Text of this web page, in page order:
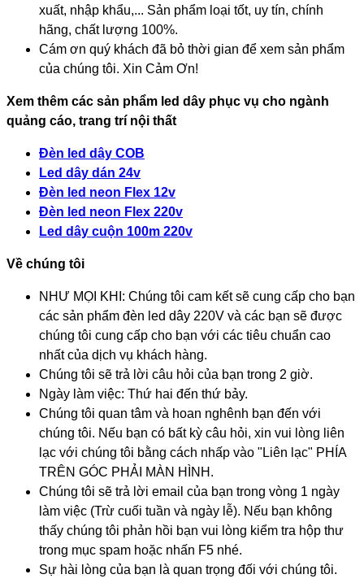
xuất, nhập khẩu,... Sản phẩm loại tốt, uy tín, chính
hãng, chất lượng 100%.
Cám ơn quý khách đã bỏ thời gian để xem sản phẩm
của chúng tôi. Xin Cảm Ơn!
Xem thêm các sản phẩm led dây phục vụ cho ngành
quảng cáo, trang trí nội thất
Đèn led dây COB
Led dây dán 24v
Đèn led neon Flex 12v
Đèn led neon Flex 220v
Led dây cuộn 100m 220v
Về chúng tôi
NHƯ MỌI KHI: Chúng tôi cam kết sẽ cung cấp cho bạn
các sản phẩm đèn led dây 220V và các bạn sẽ được
chúng tôi cung cấp cho bạn với các tiêu chuẩn cao
nhất của dịch vụ khách hàng.
Chúng tôi sẽ trả lời câu hỏi của bạn trong 2 giờ.
Ngày làm việc: Thứ hai đến thứ bảy.
Chúng tôi quan tâm và hoan nghênh bạn đến với
chúng tôi. Nếu bạn có bất kỳ câu hỏi, xin vui lòng liên
lạc với chúng tôi bằng cách nhấp vào "Liên lạc" PHÍA
TRÊN GÓC PHẢI MÀN HÌNH.
Chúng tôi sẽ trả lời email của bạn trong vòng 1 ngày
làm việc (Trừ cuối tuần và ngày lễ). Nếu bạn không
thấy chúng tôi phản hồi bạn vui lòng kiểm tra hộp thư
trong mục spam hoặc nhấn F5 nhé.
Sự hài lòng của bạn là quan trọng đối với chúng tôi.